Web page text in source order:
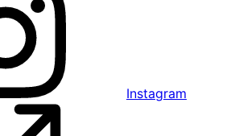
Instagram